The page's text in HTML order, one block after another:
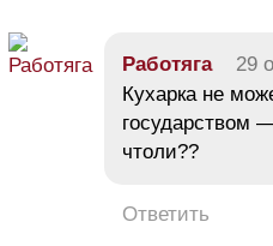
Работяга 29
Кухарка не
государством
чтоли??
Ответить